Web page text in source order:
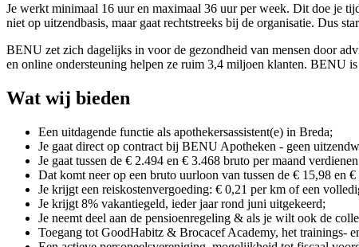
Je werkt minimaal 16 uur en maximaal 36 uur per week. Dit doe je
niet op uitzendbasis, maar gaat rechtstreeks bij de organisatie. Dus
BENU zet zich dagelijks in voor de gezondheid van mensen door
en online ondersteuning helpen ze ruim 3,4 miljoen klanten. BENU
Wat wij bieden
Een uitdagende functie als apothekersassistent(e) in Breda;
Je gaat direct op contract bij BENU Apotheken - geen
Je gaat tussen de € 2.494 en € 3.468 bruto per maand
Dat komt neer op een bruto uurloon van tussen de € 15,98 en €
Je krijgt een reiskostenvergoeding: € 0,21 per km of een
Je krijgt 8% vakantiegeld, ieder jaar rond juni uitgekeerd;
Je neemt deel aan de pensioenregeling & als je wilt ook de
Toegang tot GoodHabitz & Brocacef Academy, het trainings-